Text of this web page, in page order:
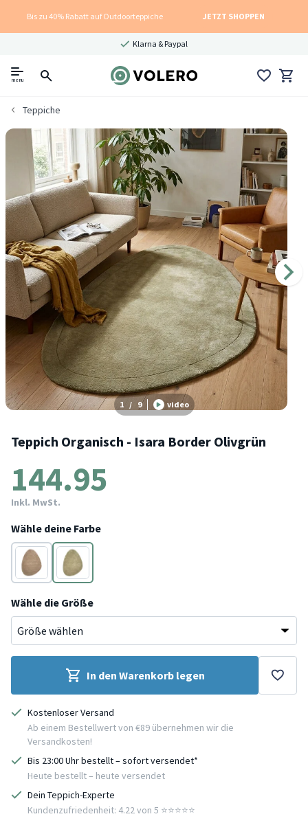
Bis zu 40% Rabatt auf Outdoorteppiche JETZT SHOPPEN
Klarna & Paypal
menu
Teppiche
1 / 9 video
Teppich Organisch - Isara Border Olivgrün
144.95
Inkl. MwSt.
Wähle deine Farbe
Braun
Grün
Wähle die Größe
In den Warenkorb legen
Kostenloser Versand
Ab einem Bestellwert von €89 übernehmen wir die
Versandkosten!
Bis 23:00 Uhr bestellt – sofort versendet*
Heute bestellt – heute versendet
Dein Teppich-Experte
Kundenzufriedenheit: 4.22 von 5 ⭐️⭐️⭐️⭐️⭐️